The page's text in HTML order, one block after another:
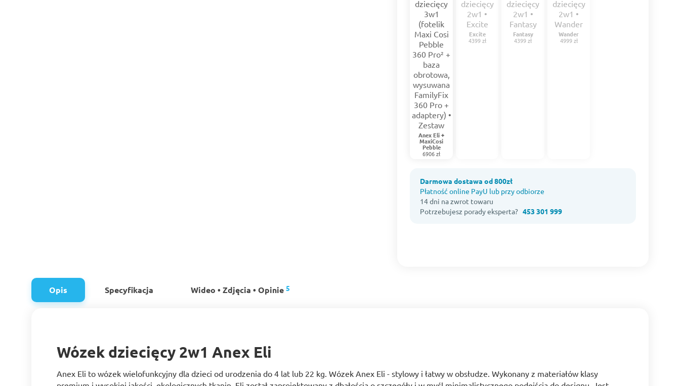
Excite
4399 zł
Fantasy
4399 zł
Wander
4999 zł
Anex Eli +
MaxiCosi
Pebble
6906 zł
Darmowa dostawa od 800zł
Płatność online PayU lub przy odbiorze
14 dni na zwrot towaru
Potrzebujesz porady eksperta?453 301 999
Opis Specyfikacja Wideo • Zdjęcia • Opinie 5
Wózek dziecięcy 2w1 Anex Eli
Anex Eli to wózek wielofunkcyjny dla dzieci od urodzenia do 4 lat lub 22 kg. Wózek Anex Eli - stylowy i łatwy w obsłudze. Wykonany z materiałów klasy